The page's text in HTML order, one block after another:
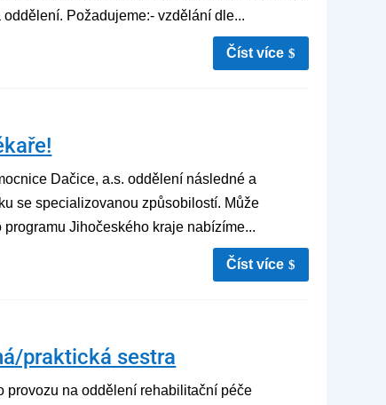
Požadujeme:- vzdělání dle...
číst více
Dačice, a.s. oddělení následné a
se specializovanou způsobilostí. Může
Jihočeského kraje nabízíme...
číst více
praktická sestra
provozu na oddělení rehabilitační péče